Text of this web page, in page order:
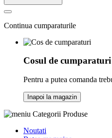
Continua cumparaturile
Cosul de cumparaturi
Pentru a putea comanda
Inapoi la magazin
Categorii Produse
Noutati